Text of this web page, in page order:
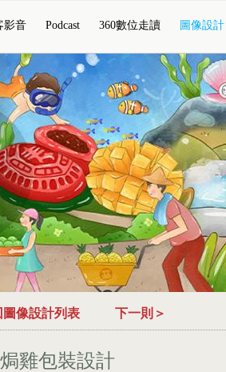
影音 Podcast 360數位走讀 圖像設計
像設計列表 下一則＞
雞包裝設計